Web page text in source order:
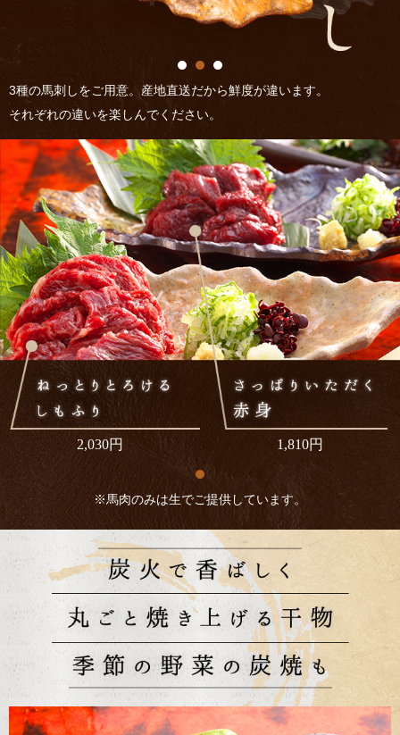
3種の馬刺しをご用意。産地直送だから鮮度が違います。
それぞれの違いを楽しんでください。
2,030円 1,810円
※馬肉のみは生でご提供しています。